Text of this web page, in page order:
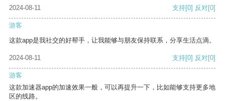
2024-08-11 支持[0] 反对[0]
游客
这款app是我社交的好帮手，让我能够与朋友保持联系，分享生活点滴。
2024-08-11 支持[0] 反对[0]
游客
这款加速器app的加速效果一般，可以再提升一下，比如能够支持更多地
区的线路。